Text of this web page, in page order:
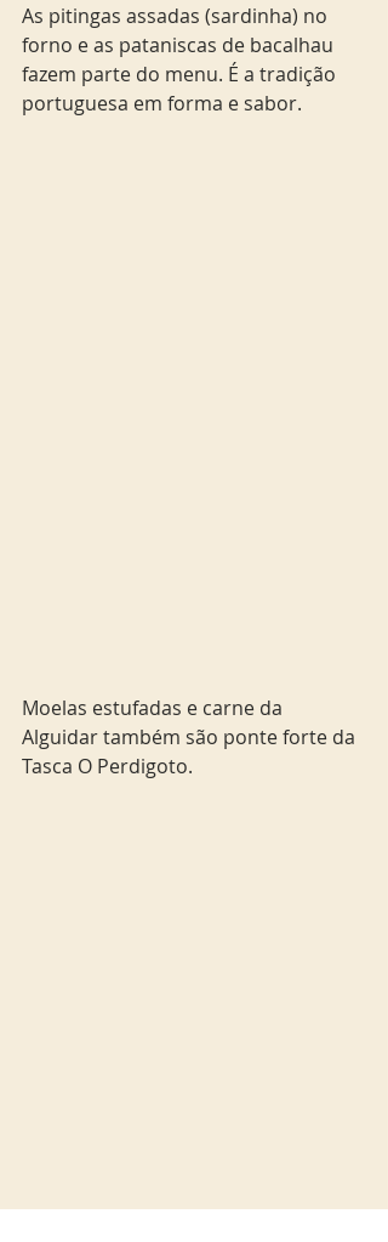
As pitingas assadas (sardinha) no
forno e as pataniscas de bacalhau
fazem parte do menu. É a tradição
portuguesa em forma e sabor.
Moelas estufadas e carne da
Alguidar também são ponte forte da
Tasca O Perdigoto.